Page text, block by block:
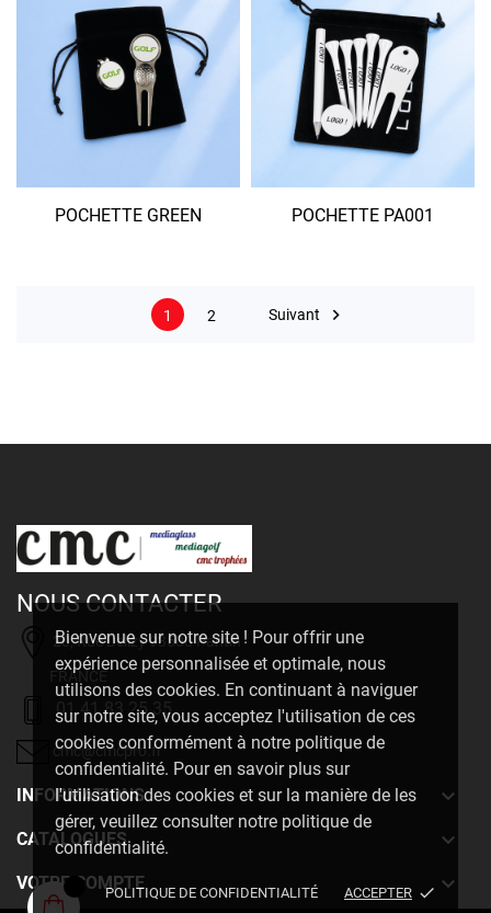
Bienvenue sur notre site ! Pour offrir une
expérience personnalisée et optimale, nous
utilisons des cookies. En continuant à naviguer
sur notre site, vous acceptez l'utilisation de ces
cookies conformément à notre politique de
confidentialité. Pour en savoir plus sur
l'utilisation des cookies et sur la manière de les
gérer, veuillez consulter notre politique de
confidentialité.
POLITIQUE DE CONFIDENTIALITÉ ACCEPTER done
POCHETTE GREEN POCHETTE PA001
1 2 Suivant 
NOUS CONTACTER
20, Rue Delizy 93500 Pantin
FRANCE
01 41 83 25 35
cmc@cmcpro.fr
INFORMATIONS 
CATALOGUES 
VOTRE COMPTE 